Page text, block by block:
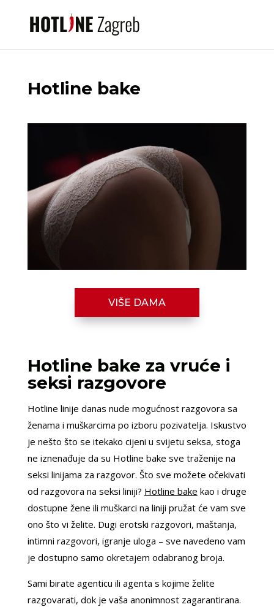
Hotline bake
VIŠE DAMA
Hotline bake za vruće i
seksi razgovore
Hotline linije danas nude mogućnost razgovora sa
ženama i muškarcima po izboru pozivatelja. Iskustvo
je nešto što se itekako cijeni u svijetu seksa, stoga
ne iznenađuje da su Hotline bake sve traženije na
seksi linijama za razgovor. Što sve možete očekivati
od razgovora na seksi liniji? Hotline bake kao i druge
dostupne žene ili muškarci na liniji pružat će vam sve
ono što vi želite. Dugi erotski razgovori, maštanja,
intimni razgovori, igranje uloga – sve navedeno vam
je dostupno samo okretajem odabranog broja.
Sami birate agenticu ili agenta s kojime želite
razgovarati, dok je vaša anonimnost zagarantirana.